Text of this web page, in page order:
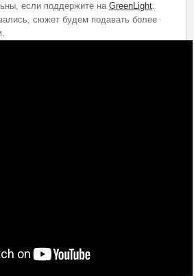
если поддержите на GreenLight.
сюжет будем подавать более